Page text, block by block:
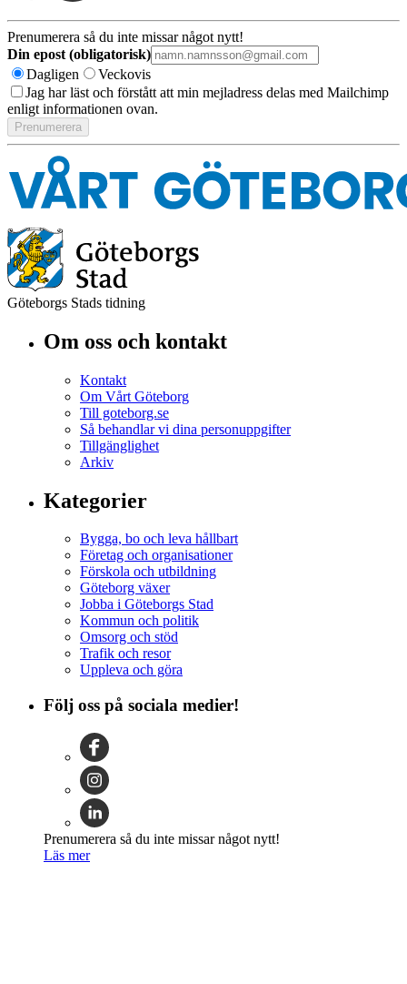
Prenumerera så du inte missar något nytt!
Din epost (obligatorisk)
Dagligen
Veckovis
Jag har läst och förstått att min mejladress delas med Mailchimp
enligt informationen ovan.
Göteborgs Stads tidning
Om oss och kontakt
Kontakt
Om Vårt Göteborg
Till goteborg.se
Så behandlar vi dina personuppgifter
Tillgänglighet
Arkiv
Kategorier
Bygga, bo och leva hållbart
Företag och organisationer
Förskola och utbildning
Göteborg växer
Jobba i Göteborgs Stad
Kommun och politik
Omsorg och stöd
Trafik och resor
Uppleva och göra
Följ oss på sociala medier!
Prenumerera så du inte missar något nytt!
Läs mer